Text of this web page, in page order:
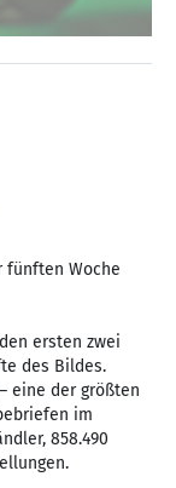
fünften Woche
ersten zwei
des Bildes.
eine der größten
im
858.490